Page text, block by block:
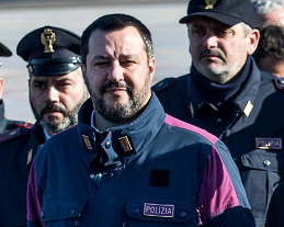
Economia
Sport
PODCAST
NEWSLETTER